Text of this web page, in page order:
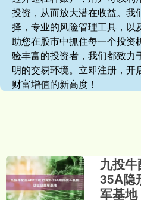
投资，从而放大潜在收益。我
择，专业的风险管理工具，以
助您在股市中抓住每一个投资
验丰富的投资者，我们都致力
明的交易环境。立即注册，开
财富增值的新高度！
九投
35A隐
军基地